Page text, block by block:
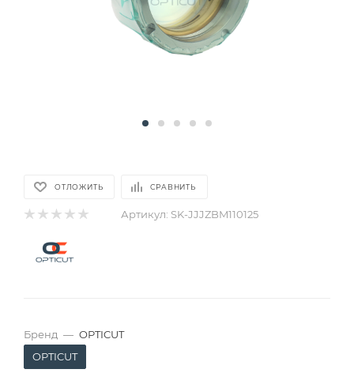
ОТЛОЖИТЬ СРАВНИТЬ
Артикул: SK-JJJZBM110125
Бренд — OPTICUT
OPTICUT